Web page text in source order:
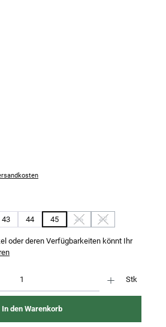
43 44 45 46
(Diese Option ist zurzeit
47
(Diese Option ist
oder deren Verfügbarkeiten könnt Ihr
Stk
In den Warenkorb